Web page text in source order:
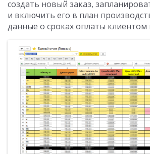
создать новый заказ,
и включить его в план
данные о сроках оплаты